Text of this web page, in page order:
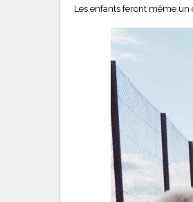
Les enfants feront même